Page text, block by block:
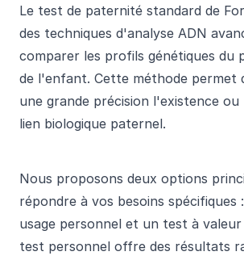
Le test de paternité standard de
des techniques d'analyse ADN
comparer les profils génétiques du
de l'enfant. Cette méthode permet
une grande précision l'existence
lien biologique paternel.
Nous proposons deux options
répondre à vos besoins spécifiques
usage personnel et un test à valeur
test personnel offre des résultats